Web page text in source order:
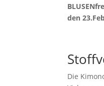
den
Die